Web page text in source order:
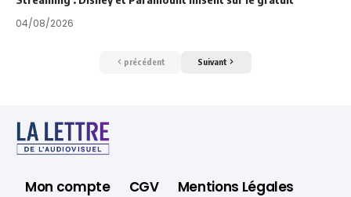
04/08/2026
précédent Suivant
Mon compte CGV
Mentions Légales